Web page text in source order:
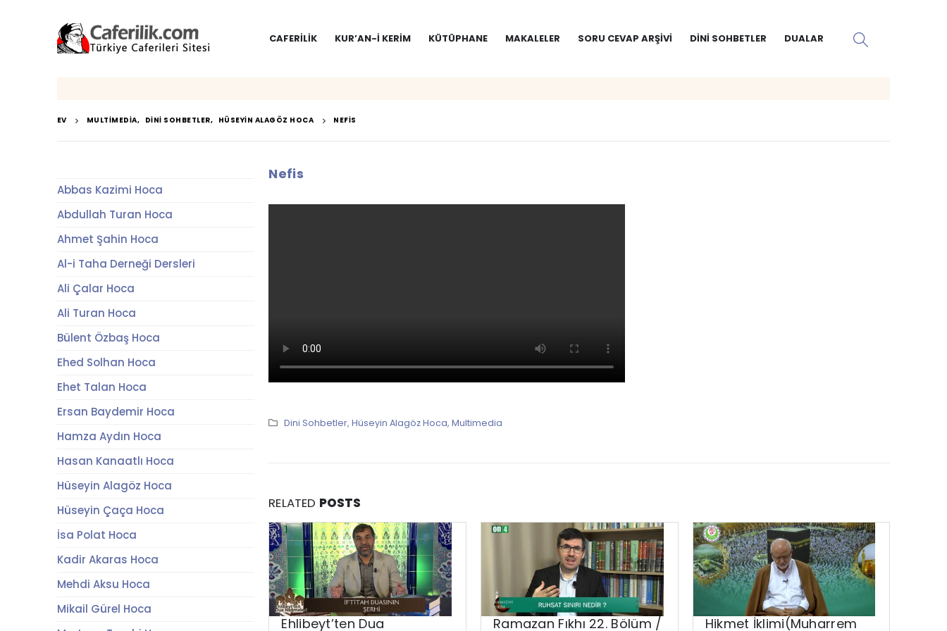
CAFERILIK KUR’AN-I KERIM KÜTÜPHANE MAKALELER SORU CEVAP ARŞIVI DINI SOHBETLER DUALAR
EV MULTIMEDIA, DINI SOHBETLER, HÜSEYIN ALAGÖZ HOCA NEFIS
Nefis
Dini Sohbetler, Hüseyin Alagöz Hoca, Multimedia
RELATED POSTS
Ehlibeyt’ten Dua
Ramazan Fıkhı 22. Bölüm /
Hikmet İklimi(Muharrem
Abbas Kazimi Hoca
Abdullah Turan Hoca
Ahmet Şahin Hoca
Al-i Taha Derneği Dersleri
Ali Çalar Hoca
Ali Turan Hoca
Bülent Özbaş Hoca
Ehed Solhan Hoca
Ehet Talan Hoca
Ersan Baydemir Hoca
Hamza Aydın Hoca
Hasan Kanaatlı Hoca
Hüseyin Alagöz Hoca
Hüseyin Çaça Hoca
İsa Polat Hoca
Kadir Akaras Hoca
Mehdi Aksu Hoca
Mikail Gürel Hoca